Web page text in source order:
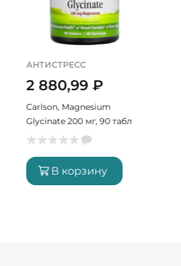
АНТИСТРЕСС
2 880,99₽
Carlson, Magnesium
Glycinate 200 мг, 90 табл
(90 порций)
В корзину